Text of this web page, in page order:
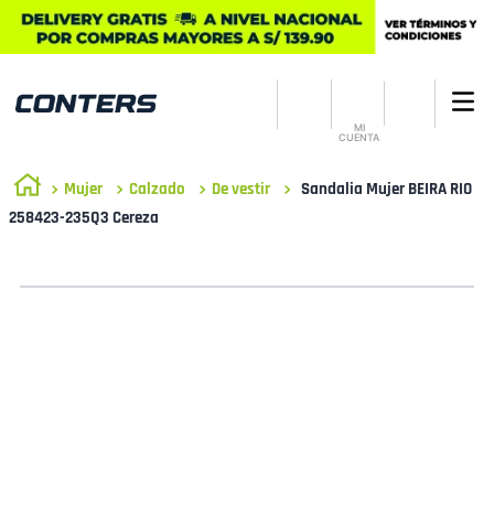
MI
CUENTA
Mujer Calzado De vestir
Sandalia Mujer BEIRA RIO
258423-235Q3 Cereza